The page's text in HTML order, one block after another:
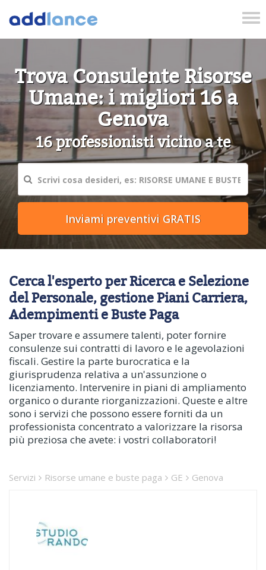
Trova Consulente Risorse
Umane: i migliori 16 a
Genova
16 professionisti vicino a te
Cerca l'esperto per Ricerca e Selezione
del Personale, gestione Piani Carriera,
Adempimenti e Buste Paga
Saper trovare e assumere talenti, poter fornire
consulenze sui contratti di lavoro e le agevolazioni
fiscali. Gestire la parte burocratica e la
giurisprudenza relativa a un'assunzione o
licenziamento. Intervenire in piani di ampliamento
organico o durante riorganizzazioni. Queste e altre
sono i servizi che possono essere forniti da un
professionista concentrato a valorizzare la risorsa
più preziosa che avete: i vostri collaboratori!
Servizi Risorse umane e buste paga GE Genova